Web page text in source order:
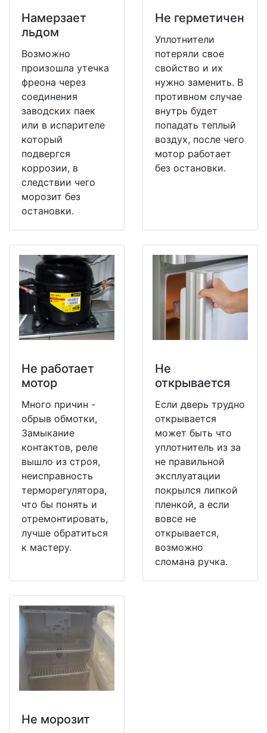
Намерзает
льдом
Возможно
произошла утечка
фреона через
соединения
заводских паек
или в испарителе
который
подвергся
коррозии, в
следствии чего
морозит без
остановки.
Не герметичен
Уплотнители
потеряли свое
свойство и их
нужно заменить. В
противном случае
внутрь будет
попадать теплый
воздух, после чего
мотор работает
без остановки.
Не работает
мотор
Много причин -
обрыв обмотки,
Замыкание
контактов, реле
вышло из строя,
неисправность
терморегулятора,
что бы понять и
отремонтировать,
лучше обратиться
к мастеру.
Не
открывается
Если дверь трудно
открывается
может быть что
уплотнитель из за
не правильной
эксплуатации
покрылся липкой
пленкой, а если
вовсе не
открывается,
возможно
сломана ручка.
Не морозит